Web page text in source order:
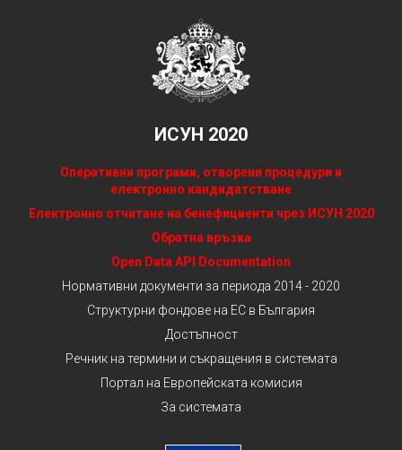
ИСУН 2020
Оперативни програми, отворени процедури и
електронно кандидатстване
Електронно отчитане на бенефициенти чрез ИСУН 2020
Обратна връзка
Open Data API Documentation
Нормативни документи за периода 2014 - 2020
Структурни фондове на ЕС в България
Достъпност
Речник на термини и съкращения в системата
Портал на Европейската комисия
За системата